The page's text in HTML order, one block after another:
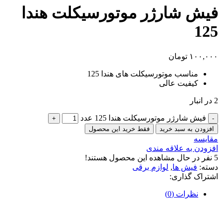
فیش شارژر موتورسیکلت هندا
125
۱۰۰,۰۰۰ تومان
مناسب موتورسیکلت های هندا 125
کیفیت عالی
2 در انبار
فیش شارژر موتورسیکلت هندا 125 عدد
افزودن به سبد خرید فقط خرید این محصول
مقایسه
افزودن به علاقه مندی
5 نفر در حال مشاهده این محصول هستند!
دسته: فیش ها, لوازم برقی
اشتراک گذاری:
نظرات (0)